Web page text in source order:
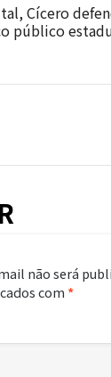
Cícero
público
não será
com*